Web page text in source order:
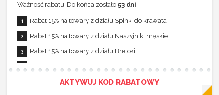
Ważność rabatu: Do końca zostało 53 dni
Rabat 15% na towary z działu Spinki do krawata
Rabat 15% na towary z działu Naszyjniki męskie
Rabat 15% na towary z działu Breloki
AKTYWUJ KOD RABATOWY